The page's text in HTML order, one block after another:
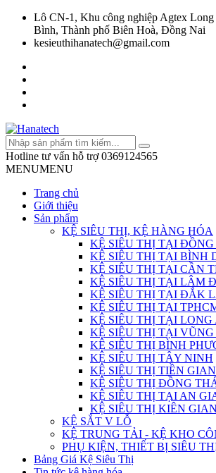
Lô CN-1, Khu công nghiệp Agtex
Bình, Thành phố Biên Hoà, Đồng Nai
kesieuthihanatech@gmail.com
Hotline tư vấn hỗ trợ 0369124565
MENUMENU
Trang chủ
Giới thiệu
Sản phẩm
KỆ SIÊU THỊ, KỆ HÀNG HÓA
KỆ SIÊU THỊ TẠI
KỆ SIÊU THỊ TẠI BÌNH
KỆ SIÊU THỊ TẠI CẦN
KỆ SIÊU THỊ TẠI LÂM
KỆ SIÊU THỊ TẠI ĐẮK
KỆ SIÊU THỊ TẠI
KỆ SIÊU THỊ TẠI LONG
KỆ SIÊU THỊ TẠI
KỆ SIÊU THỊ BÌNH
KỆ SIÊU THỊ TÂY NINH
KỆ SIÊU THỊ TIỀN
KỆ SIÊU THỊ ĐỒNG
KỆ SIÊU THỊ TẠI AN
KỆ SIÊU THỊ KIÊN
KỆ SẮT V LỖ
KỆ TRUNG TẢI - KỆ KHO
PHỤ KIỆN, THIẾT BỊ SIÊU
Bảng Giá Kệ Siêu Thị